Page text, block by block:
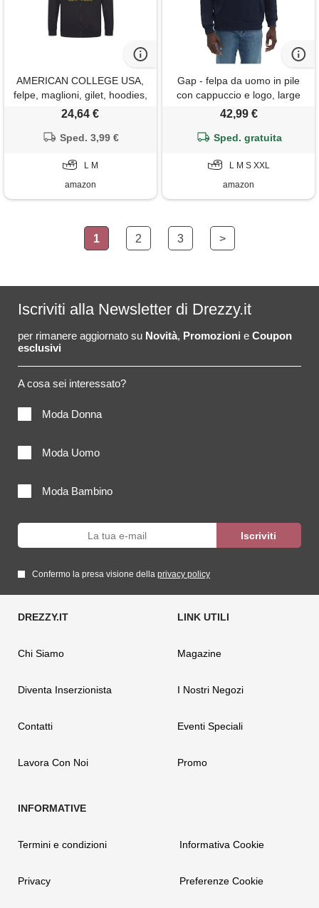
AMERICAN COLLEGE USA,
felpe, maglioni, gilet, hoodies,
uomo, donna, sweat shirt,
pile, termico, con cappuccio,
abbigliamento, unisex,
24,64 €
Sped. 3,99 €
L M
amazon
Gap - felpa da uomo in pile
con cappuccio e logo, large
42,99 €
Sped. gratuita
L M S XXL
amazon
1 2 3 >
Iscriviti alla Newsletter di Drezzy.it
per rimanere aggiornato su Novità, Promozioni e Coupon
esclusivi
A cosa sei interessato?
Moda Donna
Moda Uomo
Moda Bambino
Confermo la presa visione della privacy policy
Chi Siamo
Diventa Inserzionista
Contatti
Lavora Con Noi
Magazine
I Nostri Negozi
Eventi Speciali
Promo
Termini e condizioni
Privacy
Informativa Cookie
Preferenze Cookie